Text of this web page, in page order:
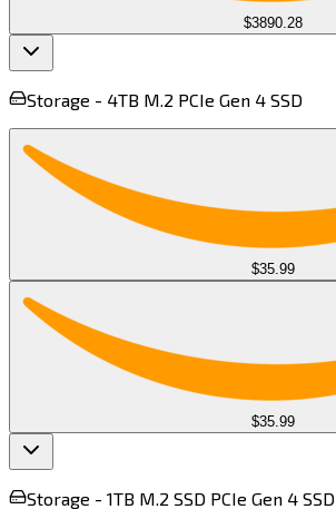
$3890.28
Storage - 4TB M.2 PCIe Gen 4 SSD​​​​‌ ‍ ​‍​‍‌‍ ‌ ​‍‌‍‍‌‌‍‌ ‌‍‍‌‌‍ ‍​‍​‍​ ‍‍​‍​‍‌ ​ ‌‍​‌‌‍ ‍‌‍‍‌‌ ‌​‌ ‍‌​‍ ‍‌‍‍‌‌‍ ​‍​‍​‍ ​​‍​‍‌‍‍​‌ ​‍‌‍‌‌‌‍‌‍​‍​‍​ ‍‍​‍​‍​‍ ‌‍​‌‌‍‌​‌‍ ‌‌‍‍‌‌‍ ‍​‍ ‌‍‍‌‌‍ ‍‌ ‌​‌‍‌‌‌‍ ‍‌ ‌​​‍ ‌‍‌‌‌‍‌​‌‍‍‌‌ ‌​​‍ ‌‍ ‌‌‍ ‌‍‌​‌‍‌‌​ ‌‌ ​​‌ ​‍‌‍‌‌‌ ​ ‌‍‌‌‌‍ ‍‌ ‌​‌‍​‌‌ ‌​‌‍‍‌‌‍ ‌‍ ‍​ ‍ ‌‍‍‌‌‍‌​​ ‌​ ‌‍‌‍‌​‌‍‌‌​ ​‌​ ‌​​ ​ ‌‍​‌‌‍​ ​‍ ‌‌‍‌​​ ‍​​ ‌‍​ ‍​​‍ ‌​ ‌​‌‍​‌​ ‍​​ ‍​​‍ ‌​ ‍‌​ ​‌​ ‌​​ ​‍​‍ ‌​ ‌ ​ ​​​ ​‍‌‍​‌‌‍​‍​ ‌​‌‍‌‌​ ‌​‌‍‌​‌‍‌‌‌‍​‍‌‍‌‍​ ‍ ‌ ‌​‌ ‍‌‌ ​​‌‍‌‌​ ‌‌ ​ ‌ ‌​‌‍ ‌ ​‍‌‍​‌‌‍‌ ‌‍‌‌​ ‍ ‌ ​​‌‍​‌‌ ‌​‌‍‍​​ ‌‌‍ ‍‌‍​‌‌‍ ‌‌‍‌‌​ ‌‍​‍‌‍​‌‌ ​ ‌‍‌‌‌‌‌‌‌ ​‍‌‍ ​​ ‌​‍‌‌​ ​‍‌​‌‍‌‍​‌‌‍‌​‌‍ ‌‌‍‍‌‌‍ ‍​‍‌‍‌‍‍‌‌‍‌​​ ‌​ ‌‍‌‍‌​‌‍‌‌​ ​‌​ ‌​​ ​ ‌‍​‌‌‍​ ​‍ ‌‌‍‌​​ ‍​​ ‌‍​ ‍​​‍ ‌​ ‌​‌‍​‌​ ‍​​ ‍​​‍ ‌​ ‍‌​ ​‌​ ‌​​ ​‍​‍ ‌​ ‌ ​ ​​​ ​‍‌‍​‌‌‍​‍​ ‌​‌‍‌‌​ ‌​‌‍‌​‌‍‌‌‌‍​‍‌‍‌‍​‍‌‍‌ ‌​‌ ‍‌‌ ​​‌‍‌‌​ ‌‌ ​ ‌ ‌​‌‍ ‌ ​‍‌‍​‌‌‍‌ ‌‍‌‌​‍‌‍‌ ​​‌‍​‌‌ ‌​‌‍‍​​ ‌‌‍ ‍‌‍​‌‌‍ ‌‌‍‌‌​‍‌‍‌ ​​‌‍‌‌‌ ​‍‌ ​ ‌ ​​‌‍‌‌‌‍​ ‌ ‌​‌‍‍‌‌ ‌‍‌‍‌‌​ ‌‌ ​​‌ ‌‌‌‍​‍‌‍ ​‌‍‍‌‌ ​ ‌‍‍​‌‍‌‌‌‍‌​​‍​‍‌ ‌
$35.99
$35.99
Storage - 1TB M.2 SSD PCIe Gen 4 SSD​​​​‌ ‍ ​‍​‍‌‍ ‌ ​‍‌‍‍‌‌‍‌ ‌‍‍‌‌‍ ‍​‍​‍​ ‍‍​‍​‍‌ ​ ‌‍​‌‌‍ ‍‌‍‍‌‌ ‌​‌ ‍‌​‍ ‍‌‍‍‌‌‍ ​‍​‍​‍ ​​‍​‍‌‍‍​‌ ​‍‌‍‌‌‌‍‌‍​‍​‍​ ‍‍​‍​‍​‍ ‌‍​‌‌‍‌​‌‍ ‌‌‍‍‌‌‍ ‍​‍ ‌‍‍‌‌‍ ‍‌ ‌​‌‍‌‌‌‍ ‍‌ ‌​​‍ ‌‍‌‌‌‍‌​‌‍‍‌‌ ‌​​‍ ‌‍ ‌‌‍ ‌‍‌​‌‍‌‌​ ‌‌ ​​‌ ​‍‌‍‌‌‌ ​ ‌‍‌‌‌‍ ‍‌ ‌​‌‍​‌‌ ‌​‌‍‍‌‌‍ ‌‍ ‍​ ‍ ‌‍‍‌‌‍‌​​ ‌‌‍‌‍​ ‌‌​ ​​‌‍​ ​ ​‌​ ​‌​ ‌‌​ ‌​​‍ ‌‌‍​‌​ ​ ‌‍​‍​ ‌‌​‍ ‌​ ‌​​ ‌‌​ ‍‌​ ‍​​‍ ‌​ ‍​​ ‌ ‌‍​‌‌‍​‍​‍ ‌​ ‌‍​ ​‍​ ​ ​ ​ ‌‍‌‌‌‍​ ​ ‌ ​ ​​‌‍‌‌​ ‍‌‌‍‌‍​ ‌​​ ‍ ‌ ‌​‌ ‍‌‌ ​​‌‍‌‌​ ‌‌ ​ ‌ ‌​‌‍ ‌ ​‍‌‍​‌‌‍‌ ‌‍‌‌​ ‍ ‌ ​​‌‍​‌‌ ‌​‌‍‍​​ ‌‌‍ ‍‌‍​‌‌‍ ‌‌‍‌‌​ ‌‍​‍‌‍​‌‌ ​ ‌‍‌‌‌‌‌‌‌ ​‍‌‍ ​​ ‌​‍‌‌​ ​‍‌​‌‍‌‍​‌‌‍‌​‌‍ ‌‌‍‍‌‌‍ ‍​‍‌‍‌‍‍‌‌‍‌​​ ‌‌‍‌‍​ ‌‌​ ​​‌‍​ ​ ​‌​ ​‌​ ‌‌​ ‌​​‍ ‌‌‍​‌​ ​ ‌‍​‍​ ‌‌​‍ ‌​ ‌​​ ‌‌​ ‍‌​ ‍​​‍ ‌​ ‍​​ ‌ ‌‍​‌‌‍​‍​‍ ‌​ ‌‍​ ​‍​ ​ ​ ​ ‌‍‌‌‌‍​ ​ ‌ ​ ​​‌‍‌‌​ ‍‌‌‍‌‍​ ‌​​‍‌‍‌ ‌​‌ ‍‌‌ ​​‌‍‌‌​ ‌‌ ​ ‌ ‌​‌‍ ‌ ​‍‌‍​‌‌‍‌ ‌‍‌‌​‍‌‍‌ ​​‌‍​‌‌ ‌​‌‍‍​​ ‌‌‍ ‍‌‍​‌‌‍ ‌‌‍‌‌​‍‌‍‌ ​​‌‍‌‌‌ ​‍‌ ​ ‌ ​​‌‍‌‌‌‍​ ‌ ‌​‌‍‍‌‌ ‌‍‌‍‌‌​ ‌‌ ​​‌ ‌‌‌‍​‍‌‍ ​‌‍‍‌‌ ​ ‌‍‍​‌‍‌‌‌‍‌​​‍​‍‌ ‌